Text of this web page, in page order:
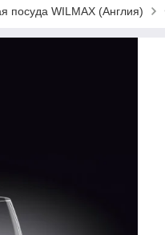
посуда WILMAX (Англия)